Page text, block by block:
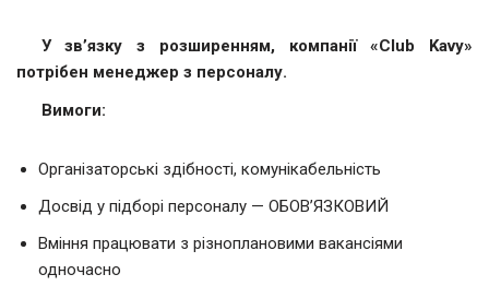
У зв’язку з розширенням, компанії «Club Kavy»
потрібен менеджер з персоналу.
Вимоги:
Організаторські здібності, комунікабельність
Досвід у підборі персоналу — ОБОВ’ЯЗКОВИЙ
Вміння працювати з різноплановими вакансіями
одночасно